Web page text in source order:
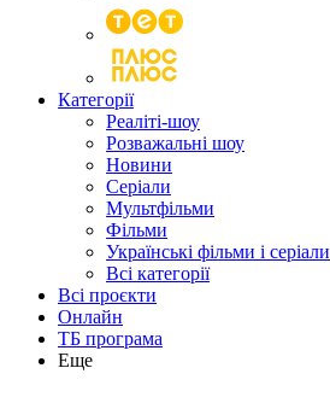
Категорії
Реаліті-шоу
Розважальні шоу
Новини
Серіали
Мультфільми
Фільми
Українські фільми і серіали
Всі категорії
Всі проєкти
Онлайн
ТБ програма
Еще